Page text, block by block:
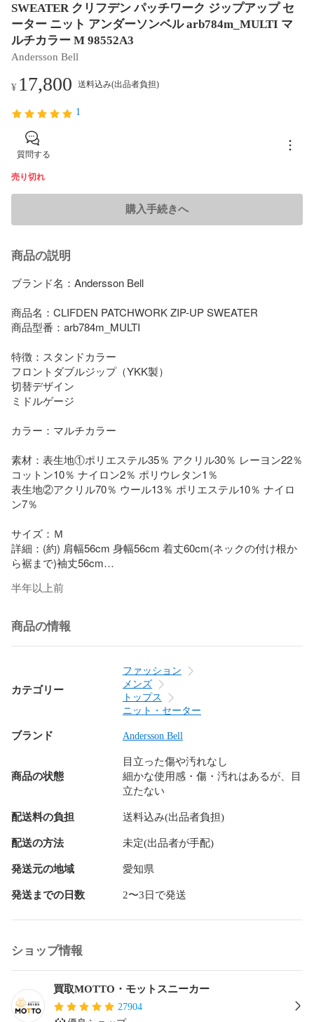
SWEATER クリフデン パッチワーク ジップアップ セ
ーター ニット アンダーソンベル arb784m_MULTI マ
ルチカラー M 98552A3
Andersson Bell
¥ 17,800 送料込み(出品者負担)
1
質問する
売り切れ
購入手続きへ
商品の説明
ブランド名：Andersson Bell
商品名：CLIFDEN PATCHWORK ZIP-UP SWEATER
商品型番：arb784m_MULTI
特徴：スタンドカラー
フロントダブルジップ（YKK製）
切替デザイン
ミドルゲージ
カラー：マルチカラー
素材：表生地①ポリエステル35％ アクリル30％ レーヨン22％
コットン10％ ナイロン2％ ポリウレタン1％
表生地②アクリル70％ ウール13％ ポリエステル10％ ナイロ
ン7％
サイズ：Ｍ
詳細：(約) 肩幅56cm 身幅56cm 着丈60cm(ネックの付け根か
ら裾まで)袖丈56cm
付属品：画像参照
商品状態：襟元、袖先にわずかな毛羽立ちはございますが、
特筆すべき汚れや傷のない良好な状態の中古品です。
半年以上前
商品の情報
カテゴリー
ファッション
メンズ
トップス
ニット・セーター
ブランド Andersson Bell
商品の状態
目立った傷や汚れなし
細かな使用感・傷・汚れはあるが、目
立たない
配送料の負担 送料込み(出品者負担)
配送の方法 未定(出品者が手配)
発送元の地域 愛知県
発送までの日数 2〜3日で発送
ショップ情報
買取MOTTO・モットスニーカー
27904